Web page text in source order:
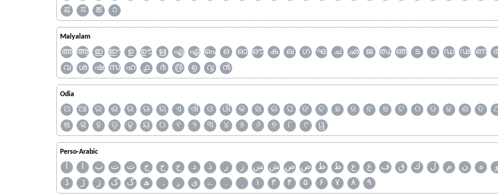
ಷ
ಸ ಹ ೧
Malyalam
അ ആ ഇ ഈ ഉ ഊ ഋ എ ഏ ഐ ഒ ഓ ഔ ക ഖ ഗ ഘ ച ഛ ജ ഝ ഞ ട ഠ ഡ ഢ ണ
വ
ശ ഷ സ ഹ ൧ ൪ ൫ ൭ ൮ ൯
Odia
ଅ ଆ ଇ ଈ ଉ ଊ ଋ ଏ ଐ ଓ ଔ କ ଖ ଗ ଘ ଙ ଚ ଛ ଜ ଝ ଞ ଟ ଠ ଡ ଢ ଣ ତ
ଷ
ସ ହ ଡ଼ ଢ଼ ୟ ୦ ୧ ୨ ୩ ୪ ୫ ୬ ୭ ୮ ୯ ୱ
Perso-Arabic
آ ا ب ت ث ج ح خ د ذ ر ز س ش ص ض ط ظ ع غ ف ق ك ل م ن ه و
ڈ
ڑ ژ ک گ ھ ہ ۄ ی ے ۔ ۱ ۳ ۴ ۵ ۶ ۷ ۸ ۹